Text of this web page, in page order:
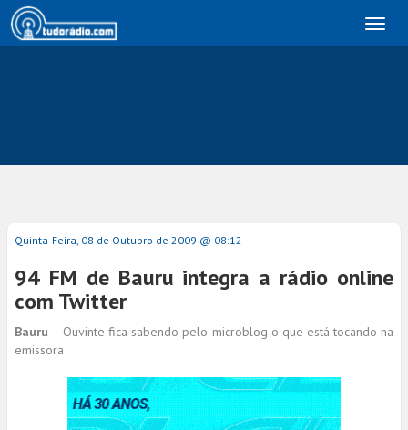
Quinta-Feira, 08 de Outubro de 2009 @ 08:12
94 FM de Bauru integra a rádio online
com Twitter
Bauru – Ouvinte fica sabendo pelo microblog o que está tocando na
emissora